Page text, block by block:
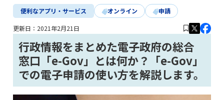
便利なアプリ・サービス オンライン 申請
更新日： 2021年2月21日
行政情報をまとめた電子政府の総合
窓口「e-Gov」とは何か？「e-Gov」
での電子申請の使い方を解説します。